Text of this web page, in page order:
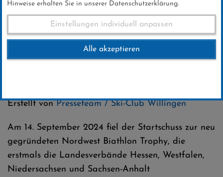
Nordwest Biathlon Trophy
2024
Erstellt vonPresseteam / Ski-Club Willingen
Am 14. September 2024 fiel der Startschuss zur neu
gegründeten Nordwest Biathlon Trophy, die
erstmals die Landesverbände Hessen, Westfalen,
Niedersachsen und Sachsen-Anhalt
Hinweise erhalten Sie in unserer Datenschutzerklärung.
Einstellungen individuell anpassen
Alle akzeptieren